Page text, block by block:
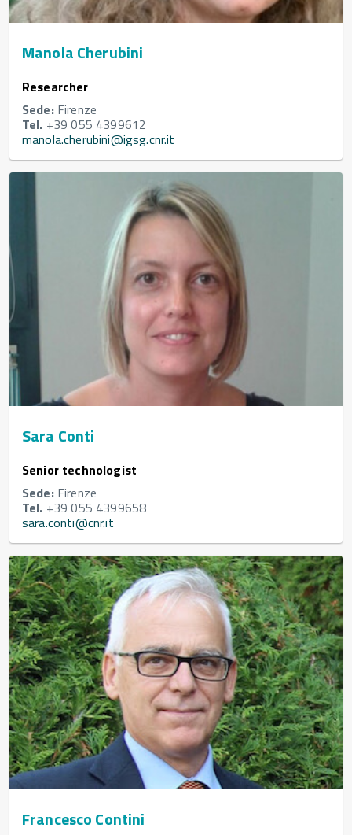
Manola Cherubini
Researcher
Sede:Firenze
Tel. +39 055 4399612
manola.cherubini@igsg.cnr.it
Sara Conti
Senior technologist
Sede:Firenze
Tel. +39 055 4399658
sara.conti@cnr.it
Francesco Contini